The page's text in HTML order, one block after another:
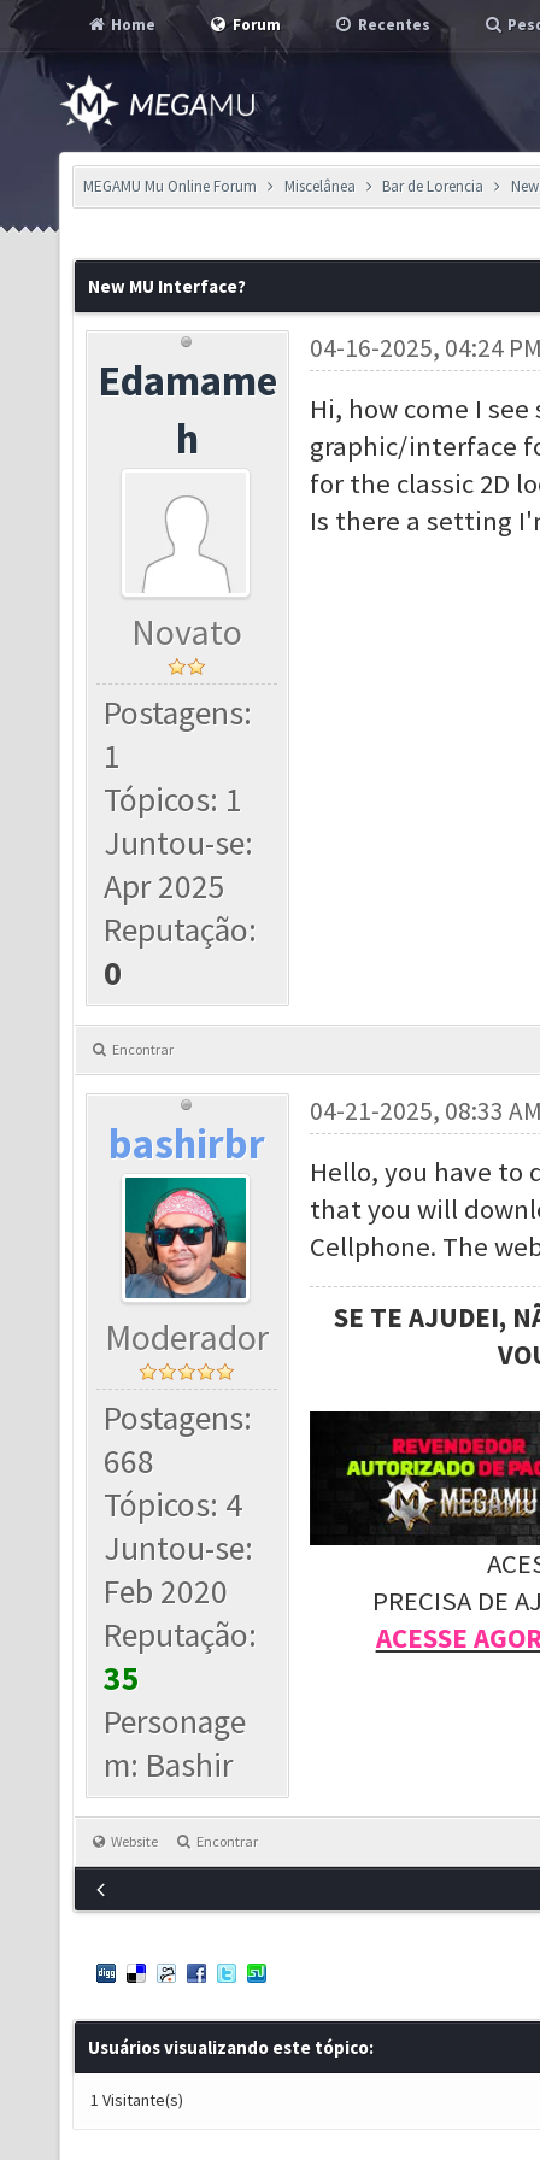
Home Forum Recentes
MEGAMU Mu Online Forum Miscelânea Bar de Lorencia
New MU Interface?
Edamame
h
Novato
Postagens:
1
Tópicos: 1
Juntou-se:
Apr 2025
Reputação:
0
04-16-2025, 04:24
Hi, how come I
graphic/interface
for the classic 2D
Is there a setting
Encontrar
bashirbr
Moderador
Postagens:
668
Tópicos: 4
Juntou-se:
Feb 2020
Reputação:
35
Personage
m: Bashir
04-21-2025, 08:33
Hello, you have to
that you will
Cellphone. The
SE TE AJUDEI,
PRECISA DE
ACESSE
Website Encontrar
Usuários visualizando este tópico:
1 Visitante(s)